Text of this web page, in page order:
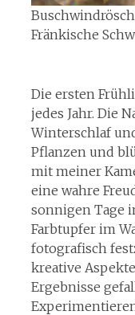
Fränkische
Die ersten
jedes Jahr. Die
Winterschlaf
Pflanzen und
mit meiner
eine wahre
sonnigen Tage
Farbtupfer im
fotografisch
kreative
Ergebnisse